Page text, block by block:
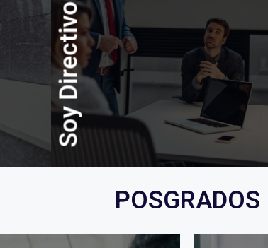
y Alta Dirección
y formación de sus consejeros
y Gobierno Corporativo
Acción
MP – Mujeres Poderosas
LEAD – Liderazgo,
IA – Inteligencia Analítica
GMP – General
DMI – Doctorado en
Soy Directivo
POSGRADOS